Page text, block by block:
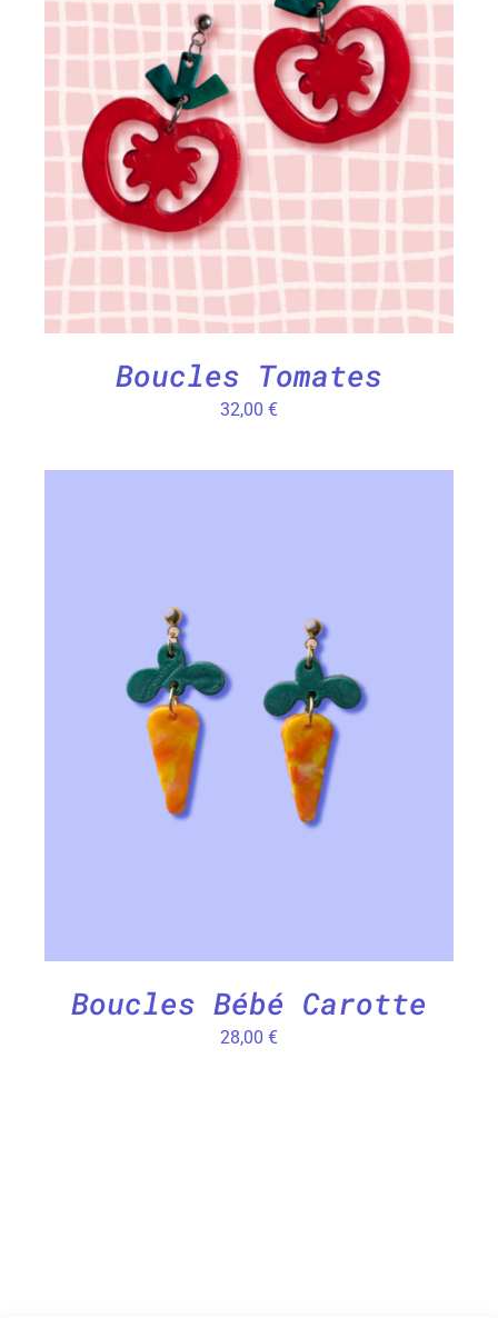
CHOIX DES OPTIONS
DÉTAILS
Boucles Tomates
32,00 €
CHOIX DES OPTIONS
/
Boucles Bébé Carotte
28,00 €